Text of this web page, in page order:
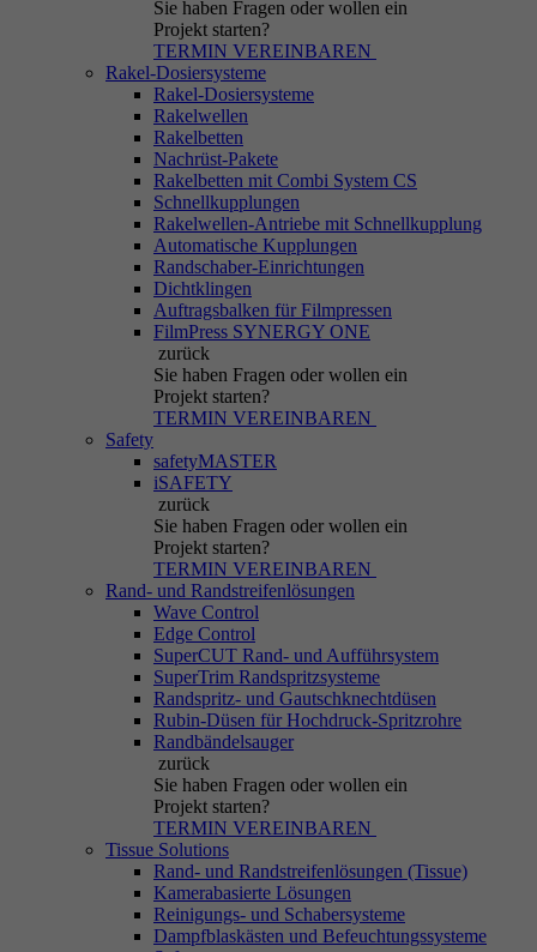
Sie haben Fragen oder wollen ein
Projekt starten?
TERMIN VEREINBAREN
Rakel-Dosiersysteme
Rakel-Dosiersysteme
Rakelwellen
Rakelbetten
Nachrüst-Pakete
Rakelbetten mit Combi System CS
Schnellkupplungen
Rakelwellen-Antriebe mit Schnellkupplung
Automatische Kupplungen
Randschaber-Einrichtungen
Dichtklingen
Auftragsbalken für Filmpressen
FilmPress SYNERGY ONE
zurück
Sie haben Fragen oder wollen ein
Projekt starten?
TERMIN VEREINBAREN
Safety
safetyMASTER
iSAFETY
zurück
Sie haben Fragen oder wollen ein
Projekt starten?
TERMIN VEREINBAREN
Rand- und Randstreifenlösungen
Wave Control
Edge Control
SuperCUT Rand- und Aufführsystem
SuperTrim Randspritzsysteme
Randspritz- und Gautschknechtdüsen
Rubin-Düsen für Hochdruck-Spritzrohre
Randbändelsauger
zurück
Sie haben Fragen oder wollen ein
Projekt starten?
TERMIN VEREINBAREN
Tissue Solutions
Rand- und Randstreifenlösungen (Tissue)
Kamerabasierte Lösungen
Reinigungs- und Schabersysteme
Dampfblaskästen und Befeuchtungssysteme